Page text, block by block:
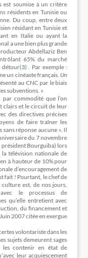
est soumise à un critère
résidents en Tunisie ou
Du coup, entre deux
résidant en Tunisie et
en Italie ou ayant la
a une bien plus grande
Abdellaziz Ben
65% du marché
détour(3) . Par exemple :
un cinéaste français. Un
au CNC par le biais
subventions. »
commodité que l’on
clairs et le circuit de leur
des directives précises
de faire traîner les
sans réponse aucune ». Il
du 7 novembre
président Bourguiba) lors
télévision nationale de
à hauteur de 10% pour
d’encouragement de
fait ! Pourtant, le chef de
culture est, de nos jours,
le processus de
qu’elle entretient avec
du financement et
2007 citée en exergue
volontariste dans les
sujets demeurent sages
les contenir en état de
leur acquiescement